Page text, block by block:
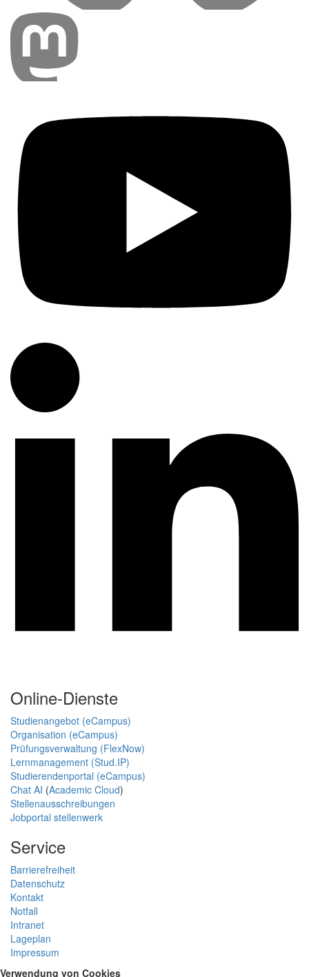
Online-Dienste
Studienangebot (eCampus)
Organisation (eCampus)
Prüfungsverwaltung (FlexNow)
Lernmanagement (Stud.IP)
Studierendenportal (eCampus)
Chat AI (Academic Cloud)
Stellenausschreibungen
Jobportal stellenwerk
Service
Barrierefreiheit
Datenschutz
Kontakt
Notfall
Intranet
Lageplan
Impressum
Verwendung von Cookies